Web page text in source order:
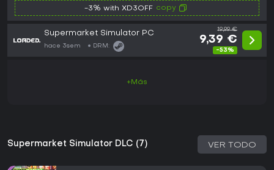
-3% with XD3OFF copy
Supermarket Simulator PC
hace 3sem DRM:
19,99 €
9,39 €
-53%
+Más
Supermarket Simulator DLC (7) VER TODO